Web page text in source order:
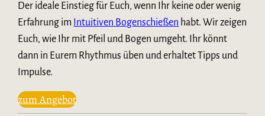
Der ideale Einstieg für Euch, wenn Ihr keine oder wenig
Erfahrung im Intuitiven Bogenschießen habt. Wir zeigen
Euch, wie Ihr mit Pfeil und Bogen umgeht. Ihr könnt
dann in Eurem Rhythmus üben und erhaltet Tipps und
Impulse.
zum Angebot